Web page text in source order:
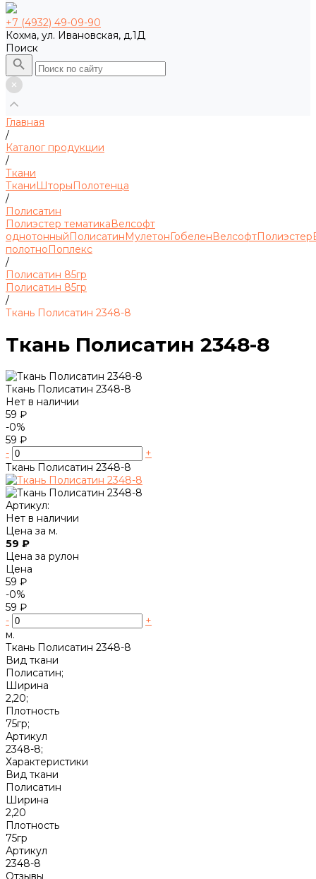
+7 (4932) 49-09-90
Кохма, ул. Ивановская, д.1Д
Поиск
Главная
/
Каталог продукции
/
Ткани
ТканиШторыПолотенца
/
Полисатин
Полиэстер тематикаВелсофт
однотонныйПолисатинМулетонГобеленВелсофтПолиэстер
полотноПоплекс
/
Полисатин 85гр
Полисатин 85гр
/
Ткань Полисатин 2348-8
Ткань Полисатин 2348-8
Ткань Полисатин 2348-8
Нет в наличии
59 ₽
-0%
59 ₽
-
+
Ткань Полисатин 2348-8
Артикул:
Нет в наличии
Цена за м.
59 ₽
Цена за рулон
Цена
59 ₽
-0%
59 ₽
-
+
м.
Ткань Полисатин 2348-8
Вид ткани
Полисатин;
Ширина
2,20;
Плотность
75гр;
Артикул
2348-8;
Характеристики
Вид ткани
Полисатин
Ширина
2,20
Плотность
75гр
Артикул
2348-8
Отзывы